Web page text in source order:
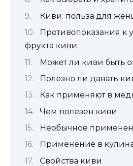
Киви: польза для
Противопоказания к
фрукта киви
Может ли киви быть
Полезно ли давать
Как применяют в
Чем полезен киви
Необычное
Применение в
Свойства киви